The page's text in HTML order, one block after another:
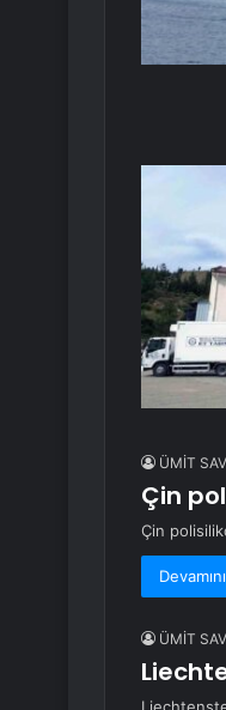
ÜMİT
Çin
Çin
ÜMİT